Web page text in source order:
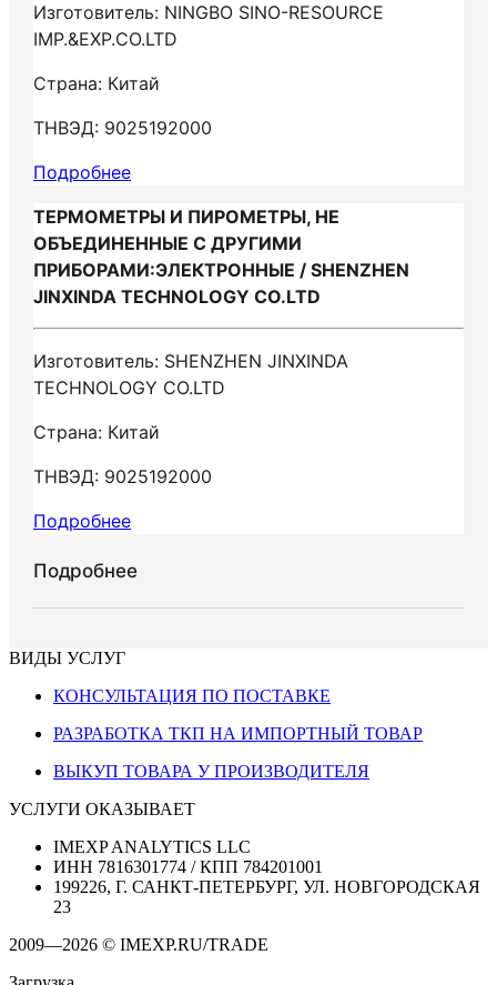
Изготовитель: NINGBO SINO-RESOURCE
IMP.&EXP.CO.LTD
Страна: Китай
ТНВЭД: 9025192000
Подробнее
ТЕРМОМЕТРЫ И ПИРОМЕТРЫ, НЕ
ОБЪЕДИНЕННЫЕ С ДРУГИМИ
ПРИБОРАМИ:ЭЛЕКТРОННЫЕ / SHENZHEN
JINXINDA TECHNOLOGY CO.LTD
Изготовитель: SHENZHEN JINXINDA
TECHNOLOGY CO.LTD
Страна: Китай
ТНВЭД: 9025192000
Подробнее
Подробнее
ВИДЫ УСЛУГ
КОНСУЛЬТАЦИЯ ПО ПОСТАВКЕ
РАЗРАБОТКА ТКП НА ИМПОРТНЫЙ ТОВАР
ВЫКУП ТОВАРА У ПРОИЗВОДИТЕЛЯ
УСЛУГИ ОКАЗЫВАЕТ
IMEXP ANALYTICS LLC
ИНН 7816301774 / КПП 784201001
199226, Г. САНКТ-ПЕТЕРБУРГ, УЛ. НОВГОРОДСКАЯ
23
2009—2026 © IMEXP.RU/TRADE